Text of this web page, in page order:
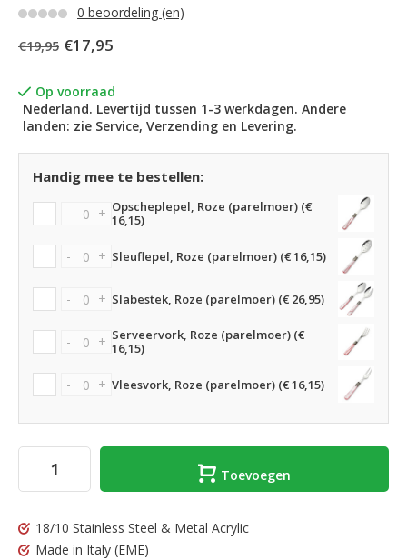
0 beoordeling (en)
€19,95 €17,95
Op voorraad
Nederland. Levertijd tussen 1-3 werkdagen. Andere
landen: zie Service, Verzending en Levering.
Handig mee te bestellen:
- + Opscheplepel, Roze (parelmoer) (€
16,15)
- + Sleuflepel, Roze (parelmoer) (€ 16,15)
- + Slabestek, Roze (parelmoer) (€ 26,95)
- + Serveervork, Roze (parelmoer) (€
16,15)
- + Vleesvork, Roze (parelmoer) (€ 16,15)
Toevoegen
18/10 Stainless Steel & Metal Acrylic
Made in Italy (EME)